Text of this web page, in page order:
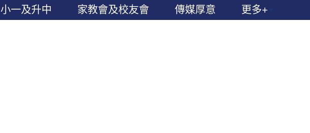
小一及升中 家教會及校友會 傳媒厚意 更多+